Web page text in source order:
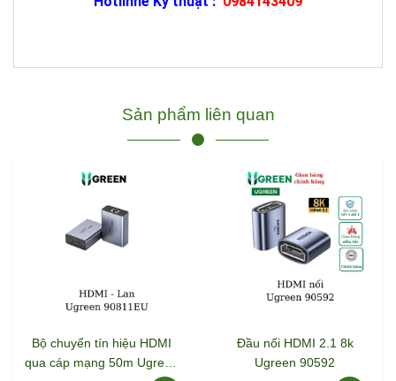
Sản phẩm liên quan
Bộ chuyển tín hiệu HDMI
qua cáp mạng 50m Ugreen
Đầu nối HDMI 2.1 8k
Ugreen 90592